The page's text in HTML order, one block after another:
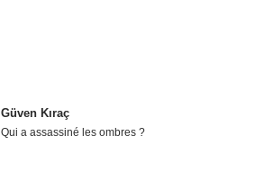
Güven Kıraç
Qui a assassiné les ombres ?